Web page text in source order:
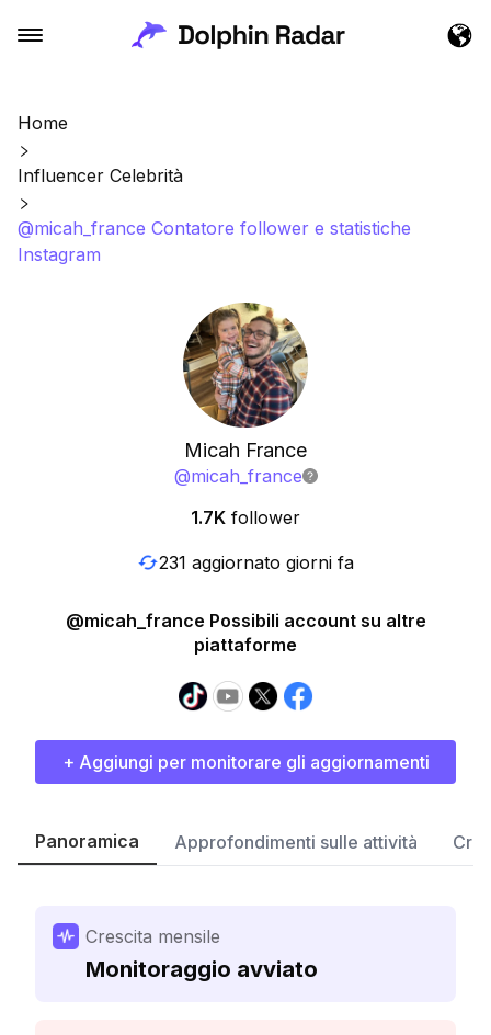
Home
Influencer Celebrità
@micah_france Contatore follower e statistiche
Instagram
Micah France
@micah_france
1.7K follower
231 aggiornato giorni fa
@micah_france Possibili account su altre
piattaforme
+ Aggiungi per monitorare gli aggiornamenti
Panoramica Approfondimenti sulle attività
Crescita mensile
Monitoraggio avviato